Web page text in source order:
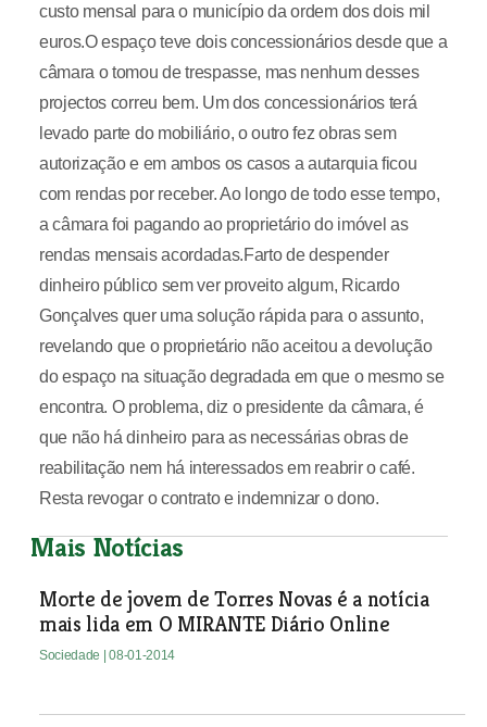
custo mensal para o município da ordem dos dois mil
euros.O espaço teve dois concessionários desde que a
câmara o tomou de trespasse, mas nenhum desses
projectos correu bem. Um dos concessionários terá
levado parte do mobiliário, o outro fez obras sem
autorização e em ambos os casos a autarquia ficou
com rendas por receber. Ao longo de todo esse tempo,
a câmara foi pagando ao proprietário do imóvel as
rendas mensais acordadas.Farto de despender
dinheiro público sem ver proveito algum, Ricardo
Gonçalves quer uma solução rápida para o assunto,
revelando que o proprietário não aceitou a devolução
do espaço na situação degradada em que o mesmo se
encontra. O problema, diz o presidente da câmara, é
que não há dinheiro para as necessárias obras de
reabilitação nem há interessados em reabrir o café.
Resta revogar o contrato e indemnizar o dono.
Mais Notícias
Morte de jovem de Torres Novas é a notícia
mais lida em O MIRANTE Diário Online
Sociedade | 08-01-2014